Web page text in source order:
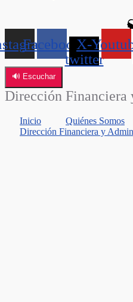
FacebookX-
twitter
🔊 Escuchar
Dirección Financiera
Inicio Quiénes Somos
Dirección Financiera y